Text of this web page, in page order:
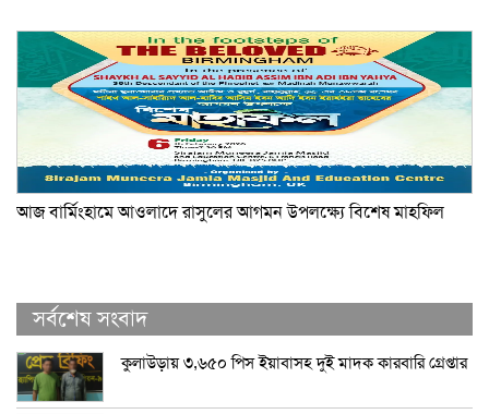
আজ বার্মিংহামে আওলাদে রাসুলের আগমন উপলক্ষ্যে বিশেষ মাহফিল
সর্বশেষ সংবাদ
কুলাউড়ায় ৩,৬৫০ পিস ইয়াবাসহ দুই মাদক কারবারি গ্রেপ্তার